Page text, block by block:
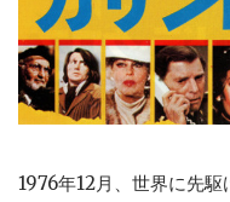
1976年12月、世界に先